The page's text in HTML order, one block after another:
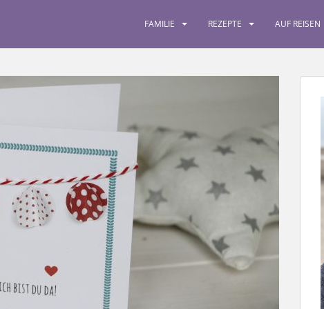
FAMILIE REZEPTE AUF REISEN